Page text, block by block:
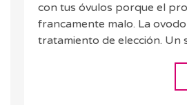
con tus óvulos porque el
francamente malo. La
tratamiento de elección. Un